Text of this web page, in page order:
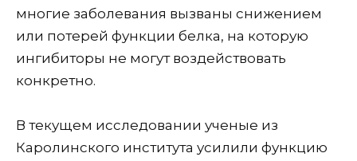
многие заболевания вызваны снижением
или потерей функции белка, на которую
ингибиторы не могут воздействовать
конкретно.
В текущем исследовании ученые из
Каролинского института усилили функцию